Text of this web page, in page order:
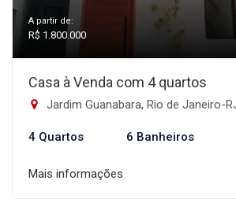
A partir de:
R$ 1.800.000
Casa à Venda com 4 quartos
Jardim Guanabara, Rio de Janeiro-
4 Quartos 6 Banheiros
Mais informações